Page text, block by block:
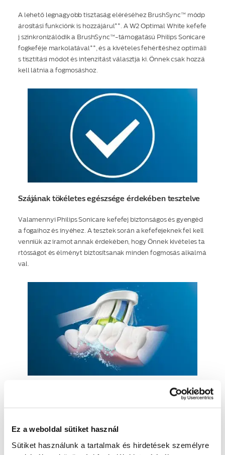
Ez a weboldal sütiket használ
Sütiket használunk a tartalmak és hirdetések személyre
A lehető legnagyobb tisztaság eléréséhez BrushSync™ módp
árosítási funkciónk is hozzájárul**. A W2 Optimal White kefefe
j szinkronizálódik a BrushSync™-támogatású Philips Sonicare
fogkeféje markolatával**, és a kivételes fehérítéshez optimáli
s tisztítási módot és intenzitást választja ki. Önnek csak hozzá
kell látnia a fogmosáshoz.
Szájának tökéletes egészsége érdekében tesztelve
Valamennyi Philips Sonicare kefefej biztonságos és gyengéd
a fogaihoz és ínyéhez. A tesztek során a kefefejeknek fel kell
venniük az iramot annak érdekében, hogy Önnek kivételes ta
rtósságot és élményt biztosítsanak minden fogmosás alkalmá
val.
A Philips Sonicare továbbfejlesztett szónikus
zet juttat a fogközökbe, a fogkefe tisztítómozdulatai pedig fel
lazítják és eltávolítják a lepedéket a kivételes mindennapos ti